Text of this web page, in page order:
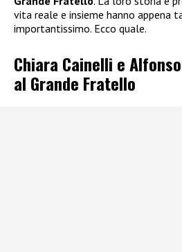
vita reale e insieme hanno appena
importantissimo. Ecco quale.
Chiara Cainelli e Alfonso
al Grande Fratello